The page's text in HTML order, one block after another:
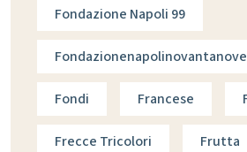
Fondazione Napoli 99
Fondazionenapolinovantanove
Fondi Francese
Frecce Tricolori Frutta